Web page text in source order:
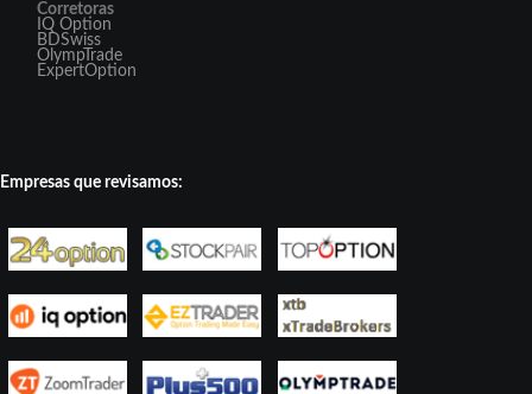
Corretoras
IQ Option
BDSwiss
OlympTrade
ExpertOption
Empresas que revisamos: